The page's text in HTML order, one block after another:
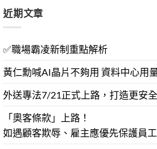
近期文章
✅職場霸凌新制重點解析
黃仁勳喊AI晶片不夠用 資料中心用
外送專法7/21正式上路，打造更安
「奧客條款」上路！
如遇顧客欺辱、雇主應優先保護員工